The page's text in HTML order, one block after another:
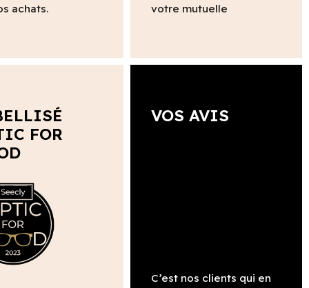
achats.
votre mutuelle
FOR
VOS AVIS
C’est nos clients qui en